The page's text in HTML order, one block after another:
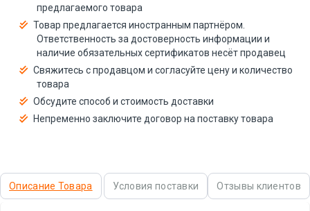
предлагаемого товара
Товар предлагается иностранным партнёром.
Ответственность за достоверность информации и
наличие обязательных сертификатов несёт продавец
Свяжитесь с продавцом и согласуйте цену и количество
товара
Обсудите способ и стоимость доставки
Непременно заключите договор на поставку товара
Описание Товара Условия поставки Отзывы клиентов